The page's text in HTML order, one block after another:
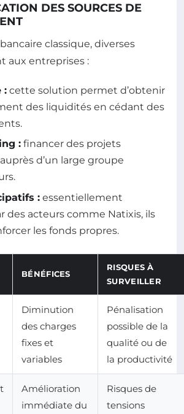
DES SOURCES DE
classique, diverses
aux entreprises :
: cette solution permet d’obtenir
des liquidités en cédant des
: financer des projets
d’un large groupe
: essentiellement
des acteurs comme Natixis, ils
les fonds propres.
BÉNÉFICES
RISQUES À
SURVEILLER
Diminution
des charges
fixes et
variables
Pénalisation
possible de la
qualité ou de
la productivité
Amélioration
immédiate du
Risques de
tensions